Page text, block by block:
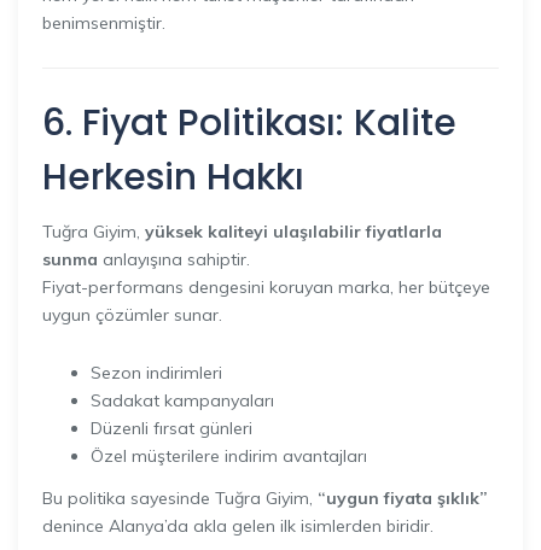
benimsenmiştir.
6. Fiyat Politikası: Kalite
Herkesin Hakkı
Tuğra Giyim, yüksek kaliteyi ulaşılabilir fiyatlarla
sunma anlayışına sahiptir.
Fiyat-performans dengesini koruyan marka, her bütçeye
uygun çözümler sunar.
Sezon indirimleri
Sadakat kampanyaları
Düzenli fırsat günleri
Özel müşterilere indirim avantajları
Bu politika sayesinde Tuğra Giyim, “uygun fiyata şıklık”
denince Alanya’da akla gelen ilk isimlerden biridir.